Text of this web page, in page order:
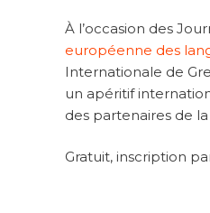
À l’occasion des
européenne des
Internationale de
un apéritif
des partenaires de
Gratuit, inscription